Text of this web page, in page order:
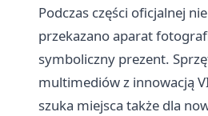
Podczas części oficjalnej
przekazano aparat
symboliczny prezent.
multimediów z innowacją
szuka miejsca także dla